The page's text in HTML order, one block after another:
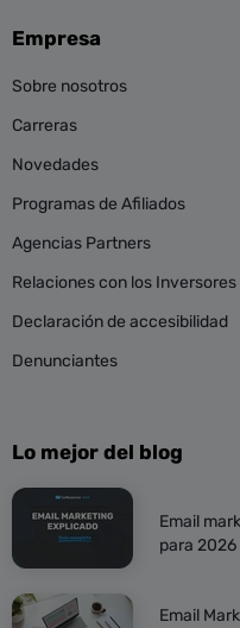
Empresa
Sobre nosotros
Carreras
Novedades
Programas de Afiliados
Agencias Partners
Relaciones con los Inversores
Declaración de accesibilidad
Denunciantes
Lo mejor del blog
Email
para 2026
Email